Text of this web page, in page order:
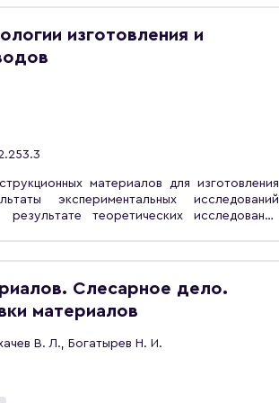
вузов, обучающихся по направлению
производств».
изготовления и
материалов для изготовления
экспериментальных исследований
теоретических исследований
технологии изготовления и
трубопроводов. Монография может быть
трубопроводного транспорта.
Слесарное дело.
материалов
В. Л., Богатырев Н. И.